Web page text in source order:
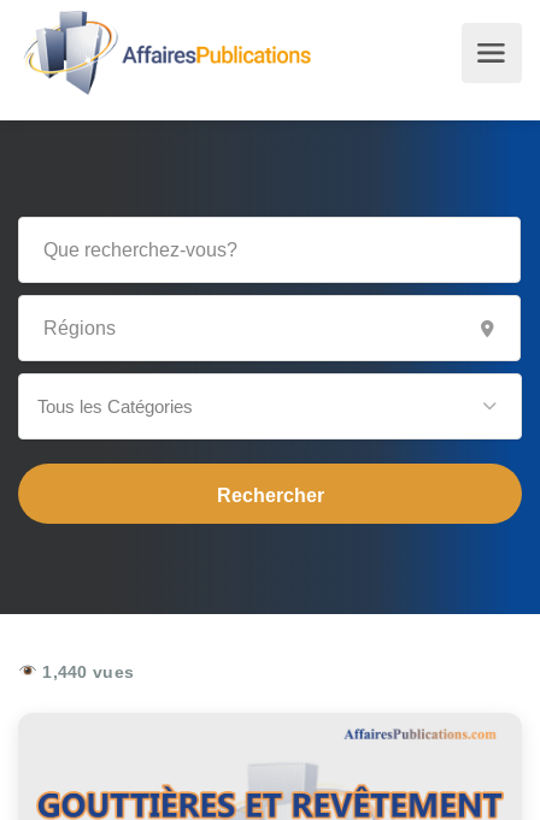
Tous les Catégories
1,440 vues